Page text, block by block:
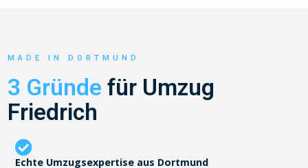
MADE IN DORTMUND
3 Gründe für Umzug
Friedrich
Echte Umzugsexpertise aus Dortmund